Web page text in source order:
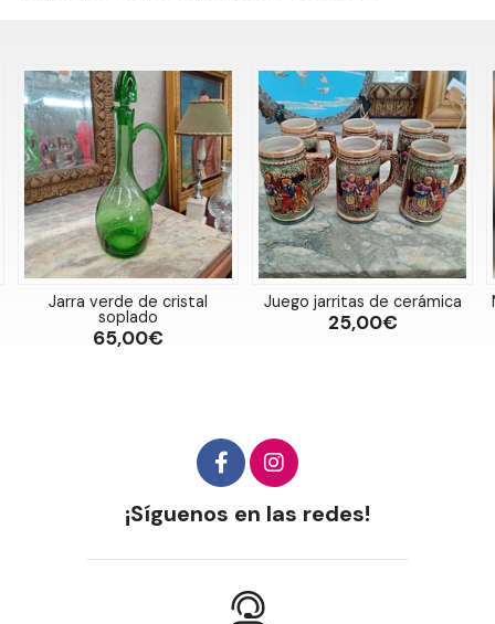
Juego jarritas de cerámica
25,00€
Máquina de escribir Olympia
Carina 3
75,00€
¡Síguenos en las redes!